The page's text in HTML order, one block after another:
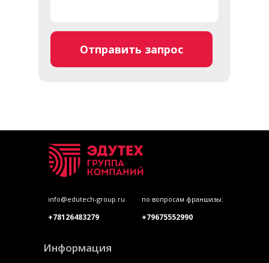
Отправить запрос
Информация
info@edutech-group.ru
+78126483279
по вопросам франшизы:
+79675552990